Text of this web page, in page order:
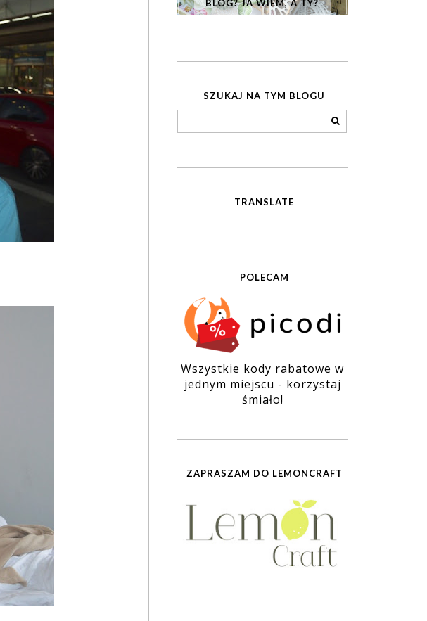
BLOG? JA WIEM, A TY?
SZUKAJ NA TYM BLOGU
TRANSLATE
POLECAM
Wszystkie kody rabatowe w
jednym miejscu - korzystaj
śmiało!
ZAPRASZAM DO LEMONCRAFT